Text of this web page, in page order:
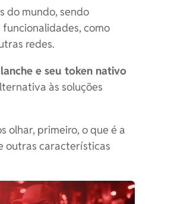
do mundo, sendo
funcionalidades, como
redes.
e seu token nativo
às soluções
olhar, primeiro, o que é a
outras características